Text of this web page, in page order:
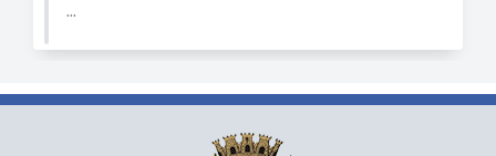
...